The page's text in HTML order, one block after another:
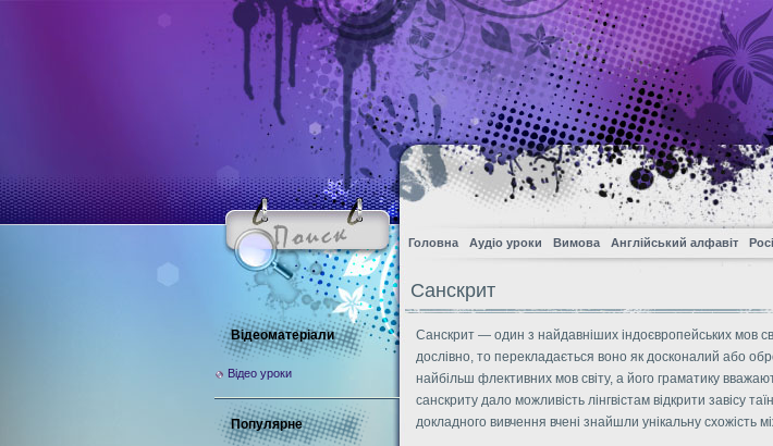
Головна Аудіо уроки Вимова Англійський алфавіт
Санскрит
Санскрит — один з найдавніших індоєвропейських мов
дослівно, то перекладається воно як досконалий або
найбільш флективних мов світу, а його граматику
санскриту дало можливість лінгвістам відкрити завісу
докладного вивчення вчені знайшли унікальну схожість
Відеоматеріали
Відео уроки
Популярне